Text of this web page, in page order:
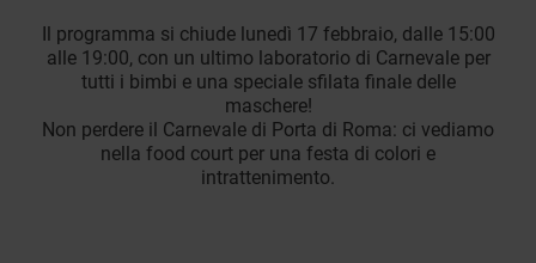
Il programma si chiude lunedì 17 febbraio, dalle 15:00
alle 19:00, con un ultimo laboratorio di Carnevale per
tutti i bimbi e una speciale sfilata finale delle
maschere!
Non perdere il Carnevale di Porta di Roma: ci vediamo
nella food court per una festa di colori e
intrattenimento.